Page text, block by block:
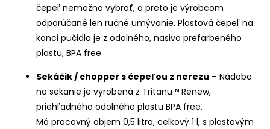
čepeľ nemožno vybrať, a preto je výrobcom
odporúčané len ručné umývanie. Plastová čepeľ na
konci pučidla je z odolného, nasivo prefarbeného
plastu, BPA free.
Sekáčik / chopper s čepeľou z nerezu – Nádoba
na sekanie je vyrobená z Tritanu™ Renew,
priehľadného odolného plastu BPA free.
Má pracovný objem 0,5 litra, celkový 1 l, s plastovým